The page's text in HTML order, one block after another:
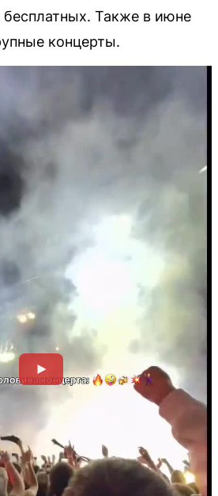
бесплатных. Также в июне
концерты.